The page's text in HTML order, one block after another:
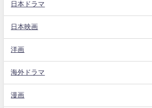
日本ドラマ
日本映画
洋画
海外ドラマ
漫画